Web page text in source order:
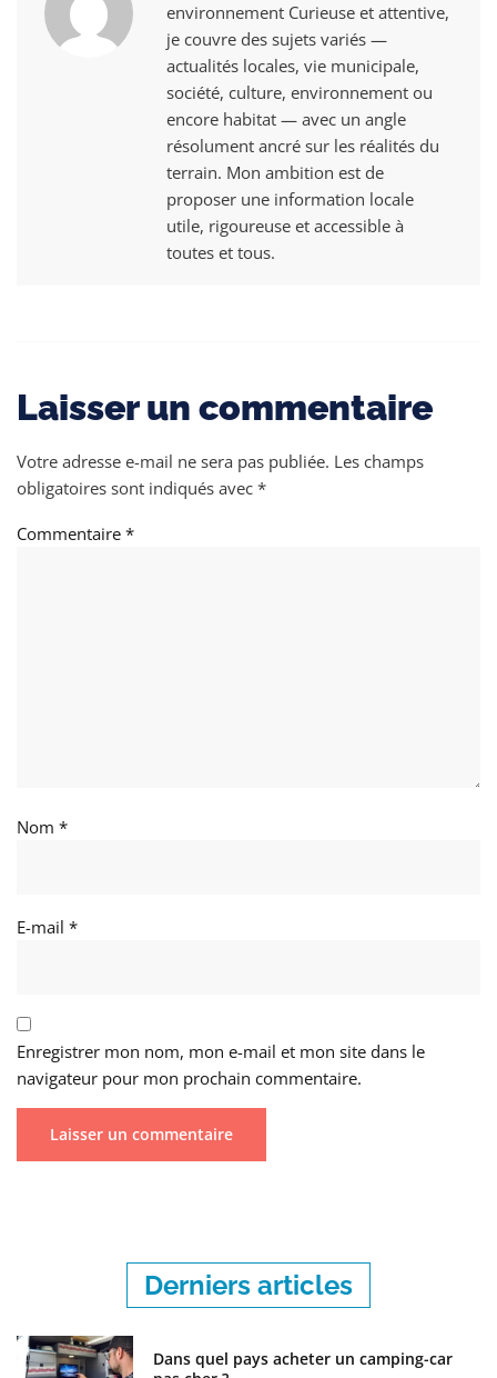
environnement Curieuse et attentive,
je couvre des sujets variés —
actualités locales, vie municipale,
société, culture, environnement ou
encore habitat — avec un angle
résolument ancré sur les réalités du
terrain. Mon ambition est de
proposer une information locale
utile, rigoureuse et accessible à
toutes et tous.
Laisser un commentaire
Votre adresse e-mail ne sera pas publiée. Les champs
obligatoires sont indiqués avec *
Commentaire *
Nom *
E-mail *
Enregistrer mon nom, mon e-mail et mon site dans le
navigateur pour mon prochain commentaire.
Derniers articles
Dans quel pays acheter un camping-car